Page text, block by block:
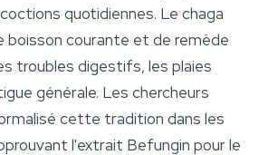
quotidiennes. Le chaga
boisson courante et de remède
troubles digestifs, les plaies
générale. Les chercheurs
cette tradition dans les
l'extrait Befungin pour le